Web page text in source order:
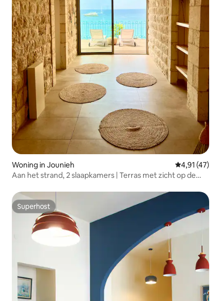
Woning in Jounieh Gemiddelde
4,91 (47)
Aan het strand, 2 slaapkamers | Terras met zicht op de
Superhost
Superhost